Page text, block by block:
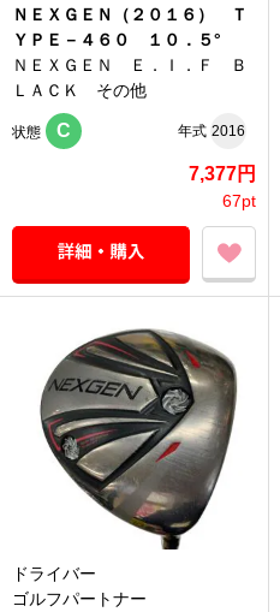
ＮＥＸＧＥＮ（２０１６） Ｔ
ＹＰＥ－４６０ １０．５°
ＮＥＸＧＥＮ Ｅ．Ｉ．Ｆ Ｂ
ＬＡＣＫ その他
状態 C 年式 2016
7,377円
67pt
ドライバー
ゴルフパートナー